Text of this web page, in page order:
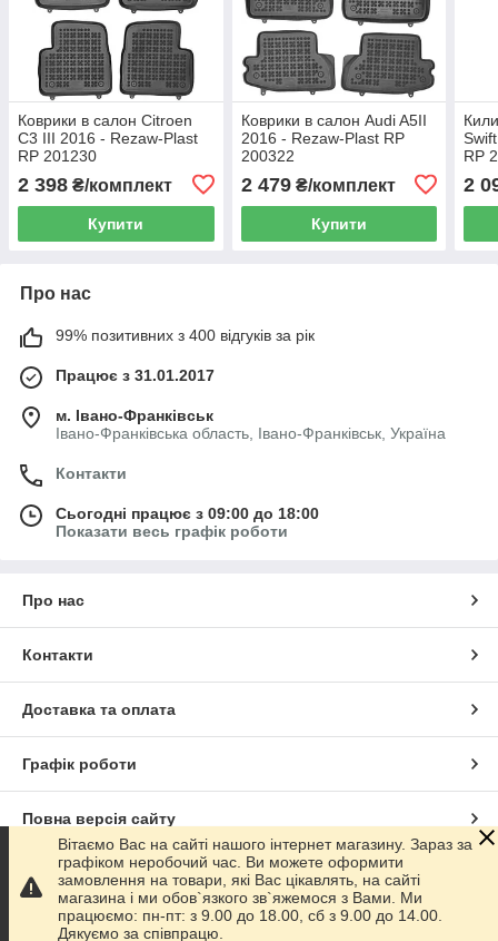
Коврики в салон Citroen
C3 III 2016 - Rezaw-Plast
RP 201230
2 398 ₴/комплект
Купити
Коврики в салон Audi A5II
2016 - Rezaw-Plast RP
200322
2 479₴/комплект
Купити
RP
2
Про нас
99% позитивних з 400 відгуків за рік
Працює з 31.01.2017
м. Івано-Франківськ
Івано-Франківська область, Івано-Франківськ, Україна
Контакти
Сьогодні працює з 09:00 до 18:00
Показати весь графік роботи
Про нас
Контакти
Доставка та оплата
Графік роботи
Повна версія сайту
Сайт створено на маркетплейсіProm.ua
Політика конфіденційності
Вітаємо Вас на сайті нашого інтернет магазину. Зараз за
графіком неробочий час. Ви можете оформити
замовлення на товари, які Вас цікавлять, на сайті
магазина і ми обов`язкого зв`яжемося з Вами. Ми
працюємо: пн-пт: з 9.00 до 18.00, сб з 9.00 до 14.00.
Дякуємо за співпрацю.